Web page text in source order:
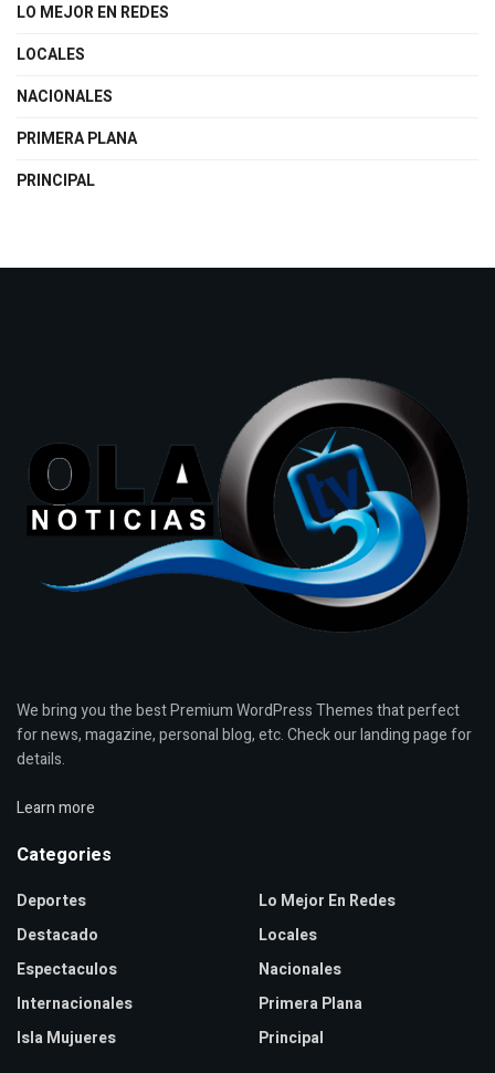
LO MEJOR EN REDES
LOCALES
NACIONALES
PRIMERA PLANA
PRINCIPAL
We bring you the best Premium WordPress Themes that perfect
for news, magazine, personal blog, etc. Check our landing page for
details.
Learn more
Categories
Deportes
Destacado
Espectaculos
Internacionales
Isla Mujueres
Lo Mejor En Redes
Locales
Nacionales
Primera Plana
Principal